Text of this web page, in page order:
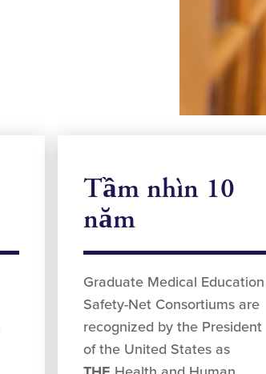
Tầm nhìn 10
năm
Graduate Medical Education
Safety-Net Consortiums are
recognized by the President
of the United States as